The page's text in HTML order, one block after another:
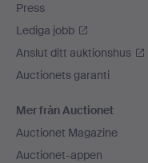
Press
Lediga jobb
Anslut ditt auktionshus
Auctionets garanti
Mer från Auctionet
Auctionet Magazine
Auctionet-appen